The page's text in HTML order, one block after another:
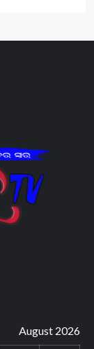
August 2026